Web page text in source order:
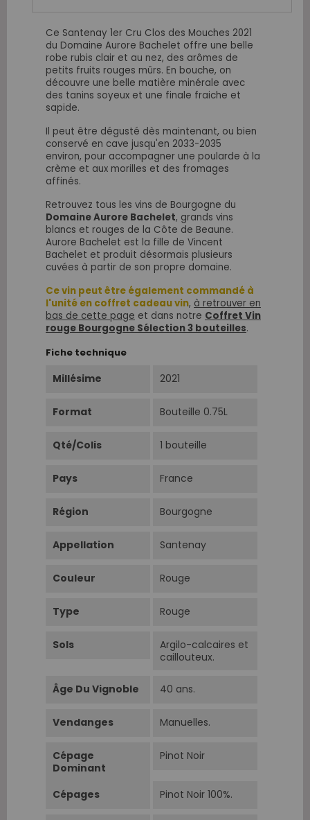
Ce Santenay 1er Cru Clos des Mouches 2021
du Domaine Aurore Bachelet offre une belle
robe rubis clair et au nez, des arômes de
petits fruits rouges mûrs. En bouche, on
découvre une belle matière minérale avec
des tanins soyeux et une finale fraiche et
sapide.
Il peut être dégusté dès maintenant, ou bien
conservé en cave jusqu'en 2033-2035
environ, pour accompagner une poularde à la
crème et aux morilles et des fromages
affinés.
Retrouvez tous les vins de Bourgogne du
Domaine Aurore Bachelet, grands vins
blancs et rouges de la Côte de Beaune.
Aurore Bachelet est la fille de Vincent
Bachelet et produit désormais plusieurs
cuvées à partir de son propre domaine.
Ce vin peut être également commandé à
l'unité en coffret cadeau vin, à retrouver en
bas de cette page et dans notre Coffret Vin
rouge Bourgogne Sélection 3 bouteilles.
Fiche technique
Millésime 2021
Format Bouteille 0.75L
Qté/Colis 1 bouteille
Pays France
Région Bourgogne
Appellation Santenay
Couleur Rouge
Type Rouge
Sols
Argilo-calcaires et
caillouteux.
Âge Du Vignoble 40 ans.
Vendanges Manuelles.
Cépage
Dominant
Pinot Noir
Cépages Pinot Noir 100%.